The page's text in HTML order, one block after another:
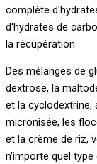
complète
d'hydrates de
la récupération.
Des mélanges de
dextrose, la
et la cyclodextrine,
micronisée, les
et la crème de riz,
n'importe quel type